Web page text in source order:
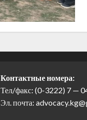
Контактные номера:
Тел/факс: (0-3222) 7 —
Эл. почта: